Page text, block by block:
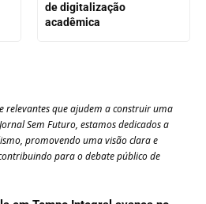
de digitalização
acadêmica
relevantes que ajudem a construir uma
Sem Futuro, estamos dedicados a
promovendo uma visão clara e
para o debate público de